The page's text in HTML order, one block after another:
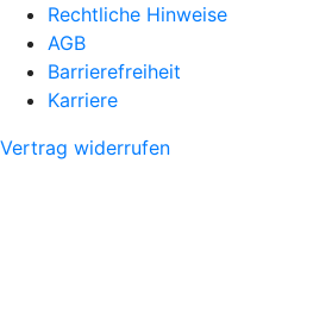
Rechtliche Hinweise
AGB
Barrierefreiheit
Karriere
Vertrag widerrufen